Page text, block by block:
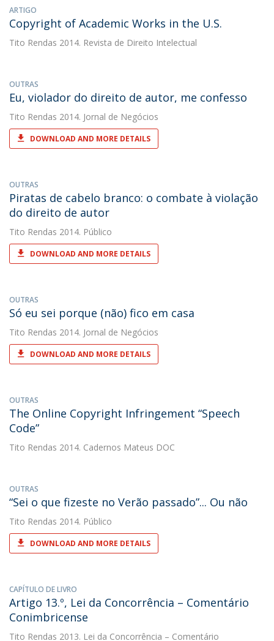
ARTIGO
Copyright of Academic Works in the U.S.
Tito Rendas 2014. Revista de Direito Intelectual
OUTRAS
Eu, violador do direito de autor, me confesso
Tito Rendas 2014. Jornal de Negócios
DOWNLOAD AND MORE DETAILS
OUTRAS
Piratas de cabelo branco: o combate à violação
do direito de autor
Tito Rendas 2014. Público
DOWNLOAD AND MORE DETAILS
OUTRAS
Só eu sei porque (não) fico em casa
Tito Rendas 2014. Jornal de Negócios
DOWNLOAD AND MORE DETAILS
OUTRAS
The Online Copyright Infringement “Speech
Code”
Tito Rendas 2014. Cadernos Mateus DOC
OUTRAS
“Sei o que fizeste no Verão passado”... Ou não
Tito Rendas 2014. Público
DOWNLOAD AND MORE DETAILS
CAPÍTULO DE LIVRO
Artigo 13.º, Lei da Concorrência – Comentário
Conimbricense
Tito Rendas 2013. Lei da Concorrência – Comentário